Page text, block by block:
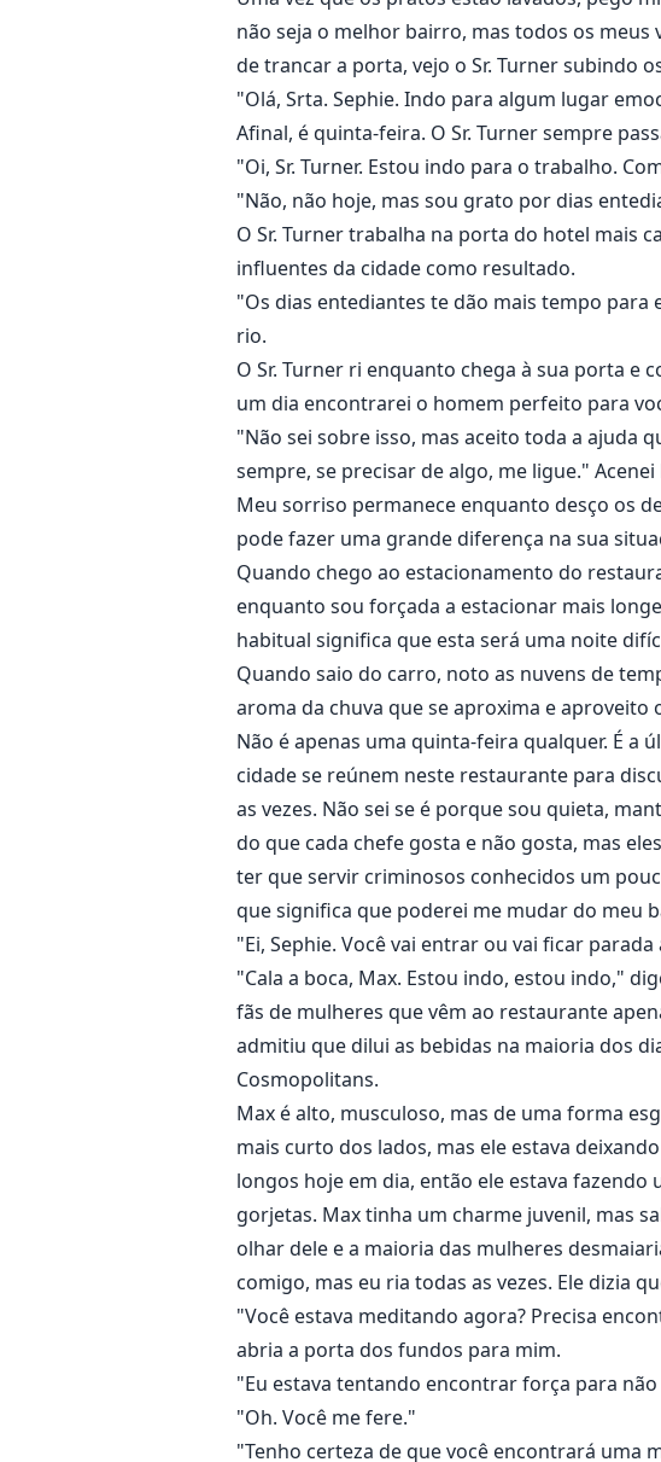
não seja o melhor bairro, mas todos os
de trancar a porta, vejo o Sr. Turner subindo
"Olá, Srta. Sephie. Indo para algum lugar
Afinal, é quinta-feira. O Sr. Turner sempre
"Oi, Sr. Turner. Estou indo para o trabalho.
"Não, não hoje, mas sou grato por dias
O Sr. Turner trabalha na porta do hotel mais
influentes da cidade como resultado.
"Os dias entediantes te dão mais tempo
rio.
O Sr. Turner ri enquanto chega à sua porta e
um dia encontrarei o homem perfeito para
"Não sei sobre isso, mas aceito toda a ajuda
sempre, se precisar de algo, me ligue."
Meu sorriso permanece enquanto desço os
pode fazer uma grande diferença na sua
Quando chego ao estacionamento do
enquanto sou forçada a estacionar mais
habitual significa que esta será uma noite
Quando saio do carro, noto as nuvens de
aroma da chuva que se aproxima e
Não é apenas uma quinta-feira qualquer. É a
cidade se reúnem neste restaurante para
as vezes. Não sei se é porque sou quieta,
do que cada chefe gosta e não gosta, mas
ter que servir criminosos conhecidos um
que significa que poderei me mudar do meu
"Ei, Sephie. Você vai entrar ou vai ficar
"Cala a boca, Max. Estou indo, estou indo,"
fãs de mulheres que vêm ao restaurante
admitiu que dilui as bebidas na maioria dos
Cosmopolitans.
Max é alto, musculoso, mas de uma forma
mais curto dos lados, mas ele estava
longos hoje em dia, então ele estava
gorjetas. Max tinha um charme juvenil, mas
olhar dele e a maioria das mulheres
comigo, mas eu ria todas as vezes. Ele dizia
"Você estava meditando agora? Precisa
abria a porta dos fundos para mim.
"Eu estava tentando encontrar força para
"Oh. Você me fere."
"Tenho certeza de que você encontrará uma